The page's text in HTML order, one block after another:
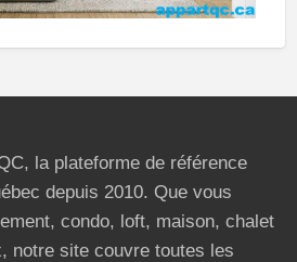
la plateforme de référence
depuis 2010. Que vous
condo, loft, maison, chalet
notre site couvre toutes les